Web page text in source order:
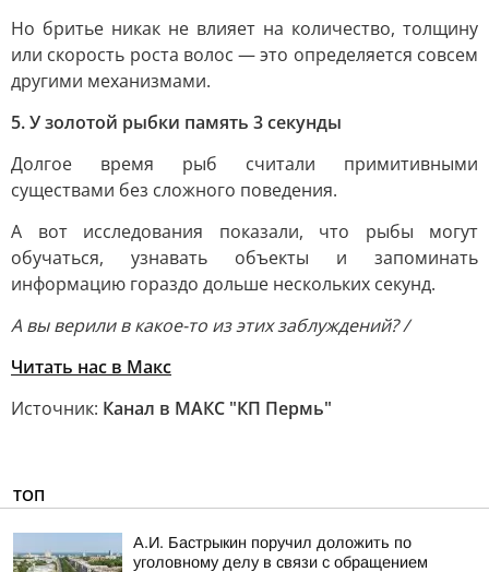
Но бритье никак не влияет на количество, толщину
или скорость роста волос — это определяется совсем
другими механизмами.
5. У золотой рыбки память 3 секунды
Долгое время рыб считали примитивными
существами без сложного поведения.
А вот исследования показали, что рыбы могут
обучаться, узнавать объекты и запоминать
информацию гораздо дольше нескольких секунд.
А вы верили в какое-то из этих заблуждений? /
Читать нас в Макс
Источник: Канал в МАКС "КП Пермь"
ТОП
А.И. Бастрыкин поручил доложить по
уголовному делу в связи с обращением